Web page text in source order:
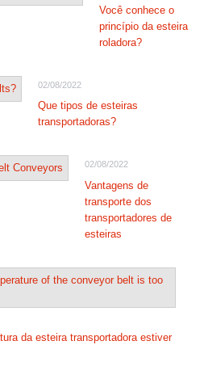
Você conhece o
princípio da esteira
roladora?
02/08/2022
Que tipos de esteiras
transportadoras?
02/08/2022
Vantagens de
transporte dos
transportadores de
esteiras
da esteira transportadora estiver